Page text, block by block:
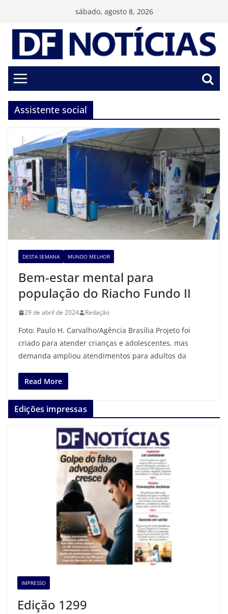
conteúdo
sábado, agosto 8, 2026
Assistente social
DESTA SEMANA MUNDO MELHOR
Bem-estar mental para
população do Riacho Fundo II
29 de abril de 2024 Redação
Foto: Paulo H. Carvalho/Agência Brasília Projeto foi
criado para atender crianças e adolescentes, mas
demanda ampliou atendimentos para adultos da
Read More
Edições impressas
IMPRESSO
Edição 1299